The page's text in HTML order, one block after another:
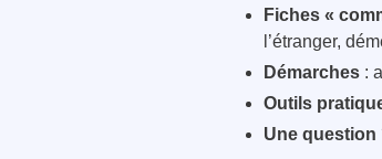
Fiches «
l’étranger,
Démarches :
Outils
Une question